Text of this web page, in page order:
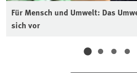
Für Mensch und Umwelt: Das
sich vor